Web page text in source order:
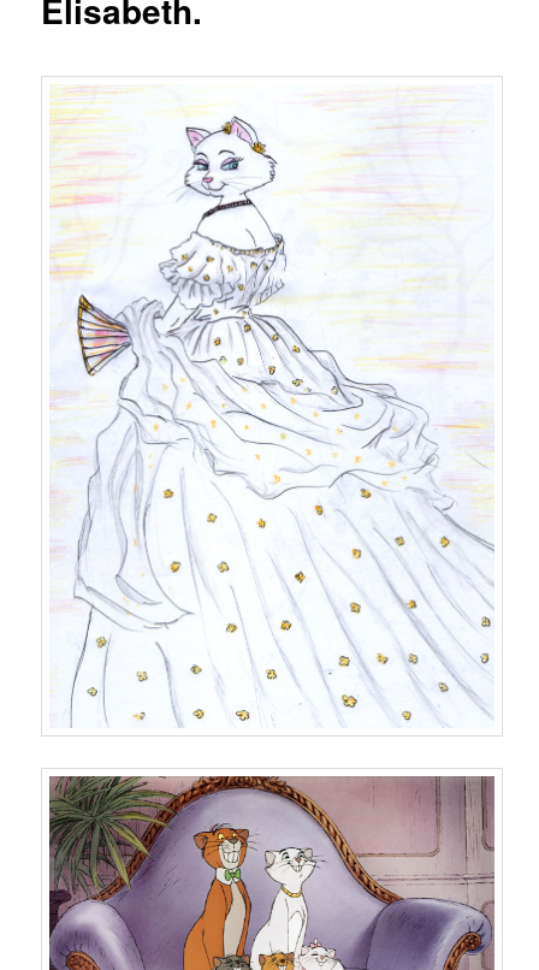
Elisabeth.